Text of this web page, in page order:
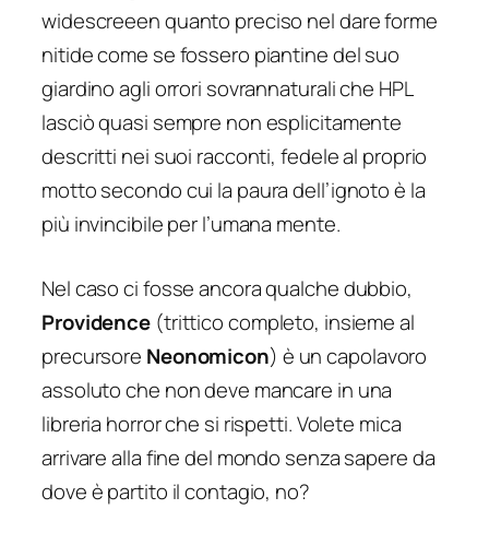
widescreeen quanto preciso nel dare forme
nitide come se fossero piantine del suo
giardino agli orrori sovrannaturali che HPL
lasciò quasi sempre non esplicitamente
descritti nei suoi racconti, fedele al proprio
motto secondo cui la paura dell’ignoto è la
più invincibile per l’umana mente.
Nel caso ci fosse ancora qualche dubbio,
Providence (trittico completo, insieme al
precursore Neonomicon) è un capolavoro
assoluto che non deve mancare in una
libreria horror che si rispetti. Volete mica
arrivare alla fine del mondo senza sapere da
dove è partito il contagio, no?